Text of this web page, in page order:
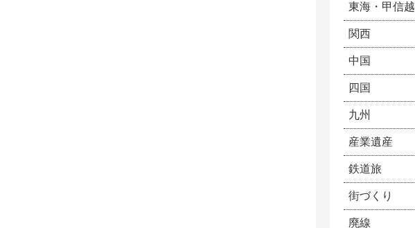
東海・甲信越
関西
中国
四国
九州
産業遺産
鉄道旅
街づくり
廃線